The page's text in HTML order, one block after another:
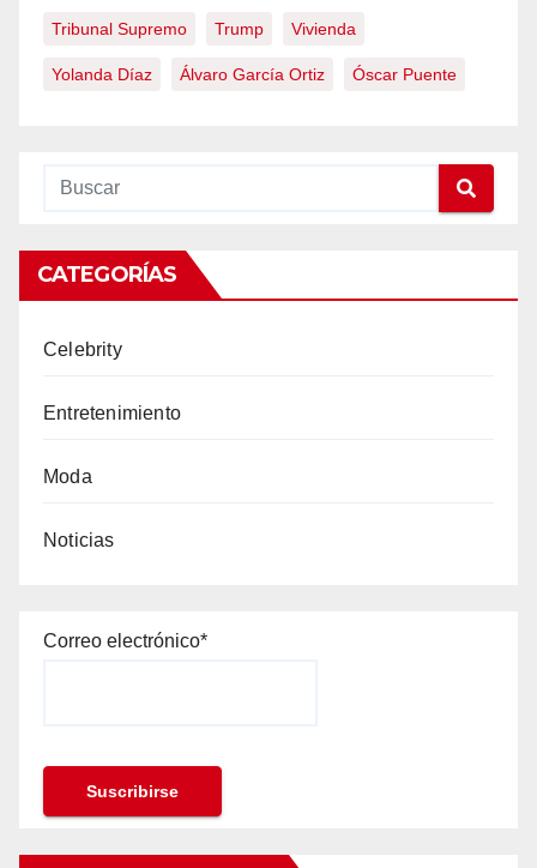
Tribunal Supremo Trump Vivienda
Yolanda Díaz Álvaro García Ortiz Óscar Puente
CATEGORÍAS
Celebrity
Entretenimiento
Moda
Noticias
Correo electrónico*